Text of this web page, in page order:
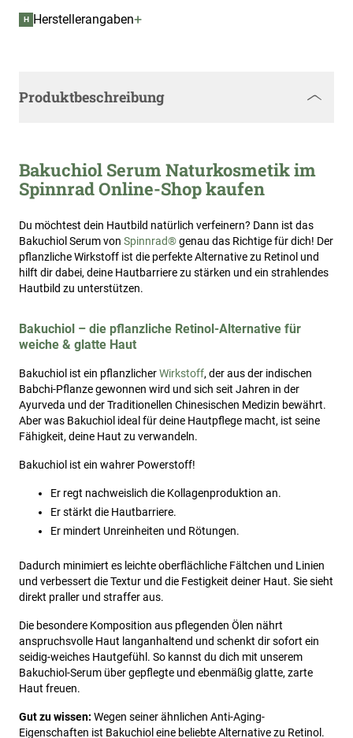
H Herstellerangaben+
Produktbeschreibung
Bakuchiol Serum Naturkosmetik im
Spinnrad Online-Shop kaufen
Du möchtest dein Hautbild natürlich verfeinern? Dann ist das
Bakuchiol Serum von Spinnrad®genau das Richtige für dich! Der
pflanzliche Wirkstoff ist die perfekte Alternative zu Retinol und
hilft dir dabei, deine Hautbarriere zu stärken und ein strahlendes
Hautbild zu unterstützen.
Bakuchiol – die pflanzliche Retinol-Alternative für
weiche & glatte Haut
Bakuchiol ist ein pflanzlicherWirkstoff, der aus der indischen
Babchi-Pflanze gewonnen wird und sich seit Jahren in der
Ayurveda und der Traditionellen Chinesischen Medizin bewährt.
Aber was Bakuchiol ideal für deine Hautpflege macht, ist seine
Fähigkeit, deine Haut zu verwandeln.
Bakuchiol ist ein wahrer Powerstoff!
Er regt nachweislich die Kollagenproduktion an.
Er stärkt die Hautbarriere.
Er mindert Unreinheiten und Rötungen.
Dadurch minimiert es leichte oberflächliche Fältchen und Linien
und verbessert die Textur und die Festigkeit deiner Haut. Sie sieht
direkt praller und straffer aus.
Die besondere Komposition aus pflegenden Ölen nährt
anspruchsvolle Haut langanhaltend und schenkt dir sofort ein
seidig-weiches Hautgefühl. So kannst du dich mit unserem
Bakuchiol-Serum über gepflegte und ebenmäßig glatte, zarte
Haut freuen.
Gut zu wissen: Wegen seiner ähnlichen Anti-Aging-
Eigenschaften ist Bakuchiol eine beliebte Alternative zu Retinol.